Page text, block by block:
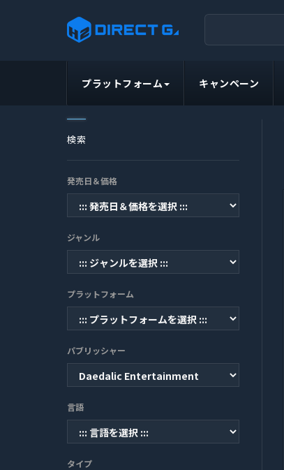
プラットフォーム キャンペーン
検索
発売日＆価格
ジャンル
プラットフォーム
パブリッシャー
言語
タイプ